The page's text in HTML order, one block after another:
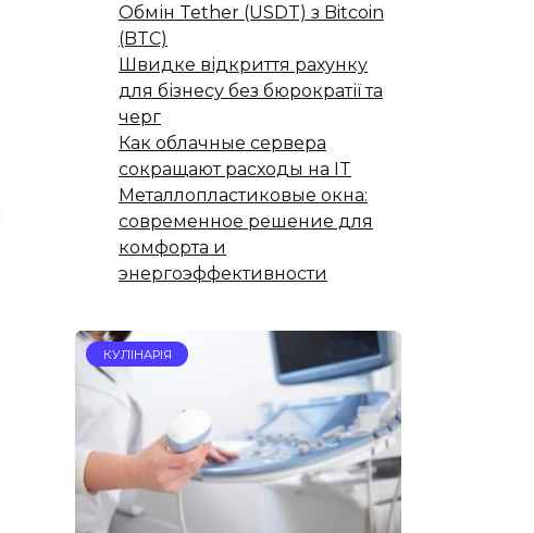
Обмін Tether (USDT) з Bitcoin
(BTC)
Швидке відкриття рахунку
для бізнесу без бюрократії та
черг
Как облачные сервера
сокращают расходы на IT
Металлопластиковые окна:
современное решение для
комфорта и
энергоэффективности
КУЛІНАРІЯ